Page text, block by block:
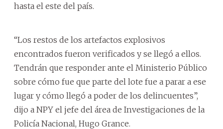
hasta el este del país.
“Los restos de los artefactos explosivos
encontrados fueron verificados y se llegó a ellos.
Tendrán que responder ante el Ministerio Público
sobre cómo fue que parte del lote fue a parar a ese
lugar y cómo llegó a poder de los delincuentes”,
dijo a NPY el jefe del área de Investigaciones de la
Policía Nacional, Hugo Grance.